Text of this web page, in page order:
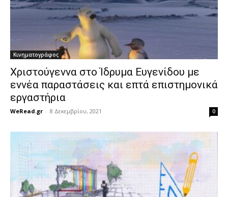
Κινηματογράφος
Χριστούγεννα στο Ίδρυμα Ευγενίδου με
εννέα παραστάσεις και επτά επιστημονικά
εργαστήρια
WeRead.gr - 8 Δεκεμβρίου, 2021 0